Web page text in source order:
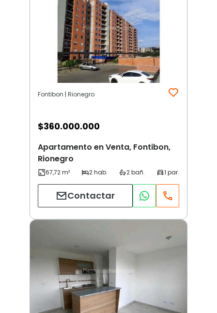
Fontibon | Rionegro
$360.000.000
Apartamento en Venta, Fontibon,
Rionegro
Contactar